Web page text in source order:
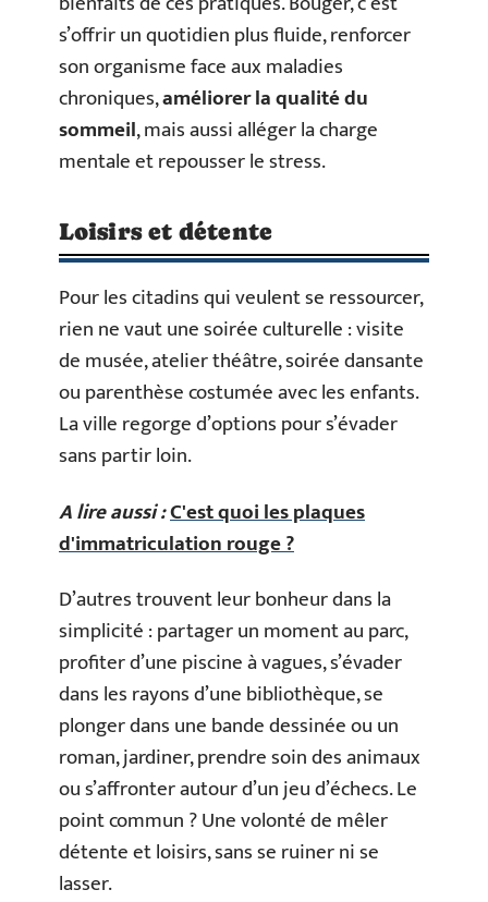
s’offrir un quotidien plus fluide, renforcer
son organisme face aux maladies
chroniques,améliorer la qualité du
sommeil, mais aussi alléger la charge
mentale et repousser le stress.
Loisirs et détente
Pour les citadins qui veulent se ressourcer,
rien ne vaut une soirée culturelle : visite
de musée, atelier théâtre, soirée dansante
ou parenthèse costumée avec les enfants.
La ville regorge d’options pour s’évader
sans partir loin.
A lire aussi :C'est quoi les plaques
d'immatriculation rouge ?
D’autres trouvent leur bonheur dans la
simplicité : partager un moment au parc,
profiter d’une piscine à vagues, s’évader
dans les rayons d’une bibliothèque, se
plonger dans une bande dessinée ou un
roman, jardiner, prendre soin des animaux
ou s’affronter autour d’un jeu d’échecs. Le
point commun ? Une volonté de mêler
détente et loisirs, sans se ruiner ni se
lasser.